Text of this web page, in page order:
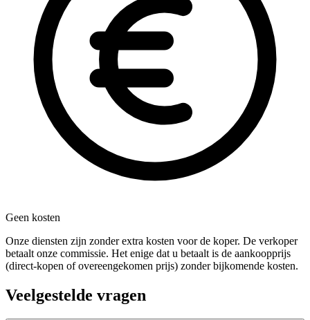
Geen kosten
Onze diensten zijn zonder extra kosten voor de koper. De verkoper
betaalt onze commissie. Het enige dat u betaalt is de aankoopprijs
(direct-kopen of overeengekomen prijs) zonder bijkomende kosten.
Veelgestelde vragen